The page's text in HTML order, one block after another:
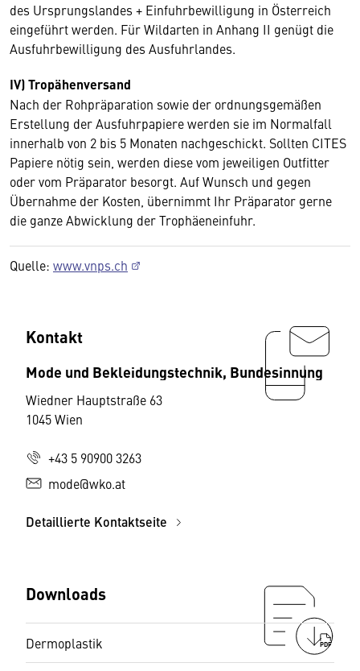
des Ursprungslandes + Einfuhrbewilligung in Österreich
eingeführt werden. Für Wildarten in Anhang II genügt die
Ausfuhrbewilligung des Ausfuhrlandes.
IV) Tropähenversand
Nach der Rohpräparation sowie der ordnungsgemäßen
Erstellung der Ausfuhrpapiere werden sie im Normalfall
innerhalb von 2 bis 5 Monaten nachgeschickt. Sollten CITES
Papiere nötig sein, werden diese vom jeweiligen Outfitter
oder vom Präparator besorgt. Auf Wunsch und gegen
Übernahme der Kosten, übernimmt Ihr Präparator gerne
die ganze Abwicklung der Trophäeneinfuhr.
Quelle: www.vnps.ch
Kontakt
Mode und Bekleidungstechnik, Bundesinnung
Wiedner Hauptstraße 63
1045 Wien
+43 5 90900 3263
mode@wko.at
Detaillierte Kontaktseite
Downloads
Dermoplastik PDF